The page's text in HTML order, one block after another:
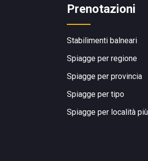
Prenotazioni
Stabilimenti balneari
Spiagge per regione
Spiagge per provincia
Spiagge per tipo
Spiagge per località